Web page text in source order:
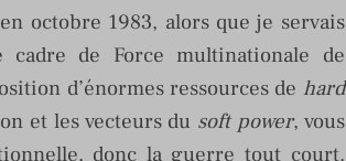
octobre 1983, alors que je servais
de Force multinationale de
d’énormes ressources de hard
et les vecteurs du soft power, vous
donc la guerre tout court.